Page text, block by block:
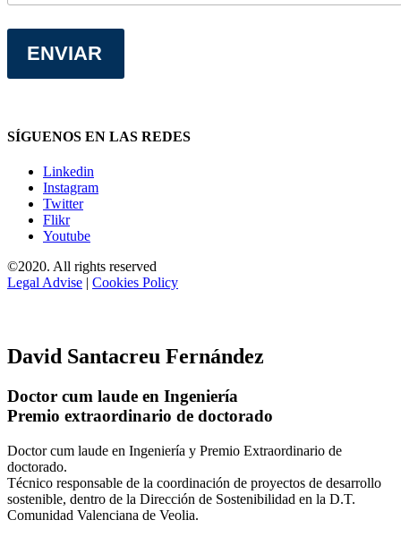
SÍGUENOS EN LAS REDES
Linkedin
Instagram
Twitter
Flikr
Youtube
©2020. All rights reserved
Legal Advise | Cookies Policy
David Santacreu Fernández
Doctor cum laude en Ingeniería
Premio extraordinario de doctorado
Doctor cum laude en Ingeniería y Premio Extraordinario de
doctorado.
Técnico responsable de la coordinación de proyectos de desarrollo
sostenible, dentro de la Dirección de Sostenibilidad en la D.T.
Comunidad Valenciana de Veolia.